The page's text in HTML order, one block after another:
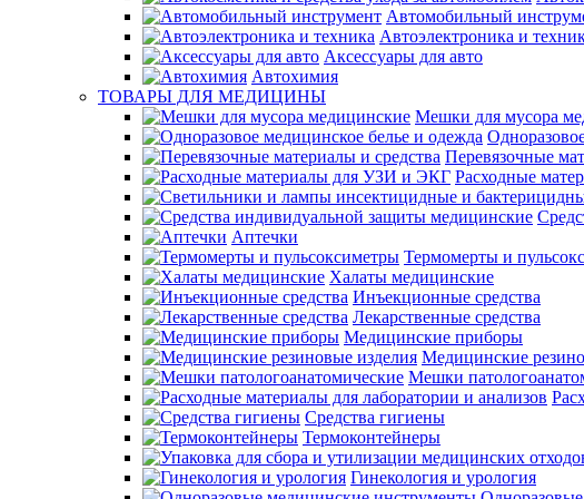
Автомобильный
Автоэлектроника и
Аксессуары для авто
Автохимия
ТОВАРЫ ДЛЯ МЕДИЦИНЫ
Мешки для мусора
Перевязочные
Расходные
Аптечки
Термомерты и
Халаты медицинские
Инъекционные средства
Лекарственные средства
Медицинские приборы
Медицинские
Мешки
Средства гигиены
Термоконтейнеры
Гинекология и урология